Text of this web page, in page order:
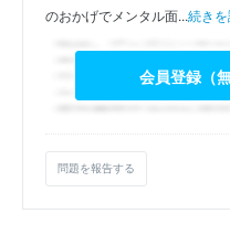
のおかげでメンタル面...続き
会員登録（
問題を報告する